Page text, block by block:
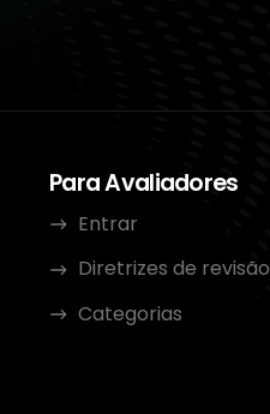
Para Avaliadores
Entrar
Diretrizes de revisão
Categorias